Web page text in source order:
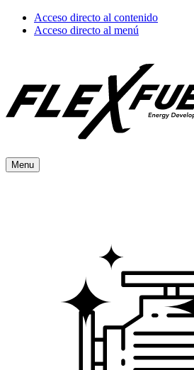
Acceso directo al contenido
Acceso directo al menú
Menu